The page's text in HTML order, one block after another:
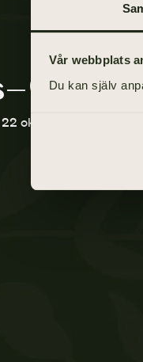
Vår webbplats
Du kan själv
Olov
22 oktober 1955 - 12 juni